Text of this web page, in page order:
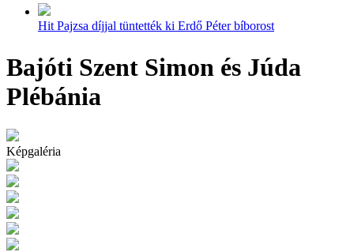
Hit Pajzsa díjjal tüntették ki Erdő Péter bíborost
Bajóti Szent Simon és Júda
Plébánia
Képgaléria